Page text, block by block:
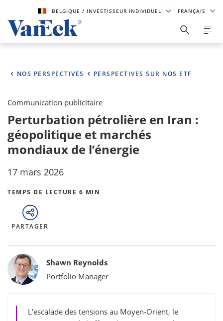
BELGIQUE/ INVESTISSEUR INDIVIDUEL FRANÇAIS
NOS PERSPECTIVES PERSPECTIVES SUR NOS ETF
Communication publicitaire
Perturbation pétrolière en Iran :
géopolitique et marchés
mondiaux de l’énergie
17 mars 2026
TEMPS DE LECTURE 6 MIN
PARTAGER
Bylines
Shawn Reynolds
Portfolio Manager
L’escalade des tensions au Moyen-Orient, le